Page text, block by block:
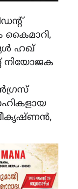
കൈമാറി,
ഹഖ്
നിയോജക